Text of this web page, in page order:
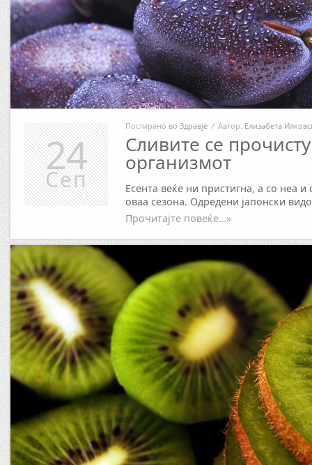
Постирано во Здравје / Автор: Елизабета
Сливите се
организмот
Есента веќе ни пристигна, а со неа
оваа сезона. Одредени јапонски
Прочитајте повеќе…»
24
Сеп